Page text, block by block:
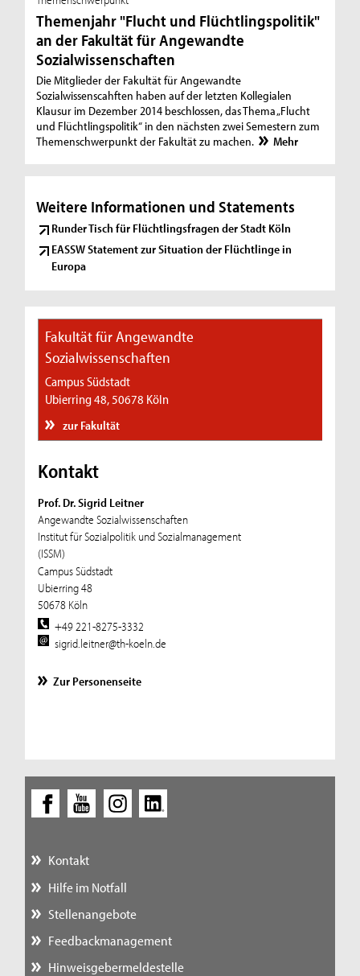
Themenjahr "Flucht und Flüchtlingspolitik"
an der Fakultät für Angewandte
Sozialwissenschaften
Die Mitglieder der Fakultät für Angewandte
Sozialwissenscahften haben auf der letzten Kollegialen
Klausur im Dezember 2014 beschlossen, das Thema „Flucht
und Flüchtlingspolitik“ in den nächsten zwei Semestern zum
Themenschwerpunkt der Fakultät zu machen.
Mehr
Weitere Informationen und Statements
Runder Tisch für Flüchtlingsfragen der Stadt Köln
EASSW Statement zur Situation der Flüchtlinge in
Europa
Fakultät für Angewandte
Sozialwissenschaften
Campus Südstadt
Ubierring 48, 50678 Köln
zur Fakultät
Kontakt
Prof. Dr. Sigrid Leitner
Angewandte Sozialwissenschaften
Institut für Sozialpolitik und Sozialmanagement
(ISSM)
Campus Südstadt
Ubierring 48
50678 Köln
+49 221-8275-3332
sigrid.leitner@th-koeln.de
Zur Personenseite
Kontakt
Hilfe im Notfall
Stellenangebote
Feedbackmanagement
Hinweisgebermeldestelle